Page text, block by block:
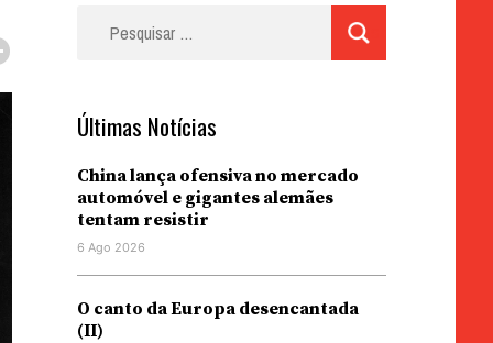
Últimas Notícias
China lança ofensiva no mercado
automóvel e gigantes alemães
tentam resistir
6 Ago 2026
O canto da Europa desencantada
(II)